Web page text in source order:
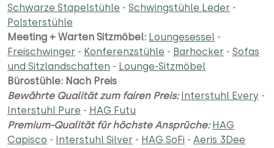
Schwarze Stapelstühle - Schwingstühle Leder -
Polsterstühle
Meeting + Warten Sitzmöbel: Loungesessel -
Freischwinger - Konferenzstühle - Barhocker - Sofas
und Sitzlandschaften - Lounge-Sitzmöbel
Bürostühle: Nach Preis
Bewährte Qualität zum fairen Preis: Interstuhl Every -
Interstuhl Pure - HAG Futu
Premium-Qualität für höchste Ansprüche: HAG
Capisco - Interstuhl Silver - HAG SoFi - Aeris 3Dee